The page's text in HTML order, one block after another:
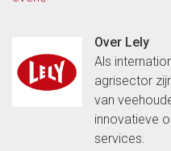
Over Lely
Als
agrisector
van
innovatieve
services.